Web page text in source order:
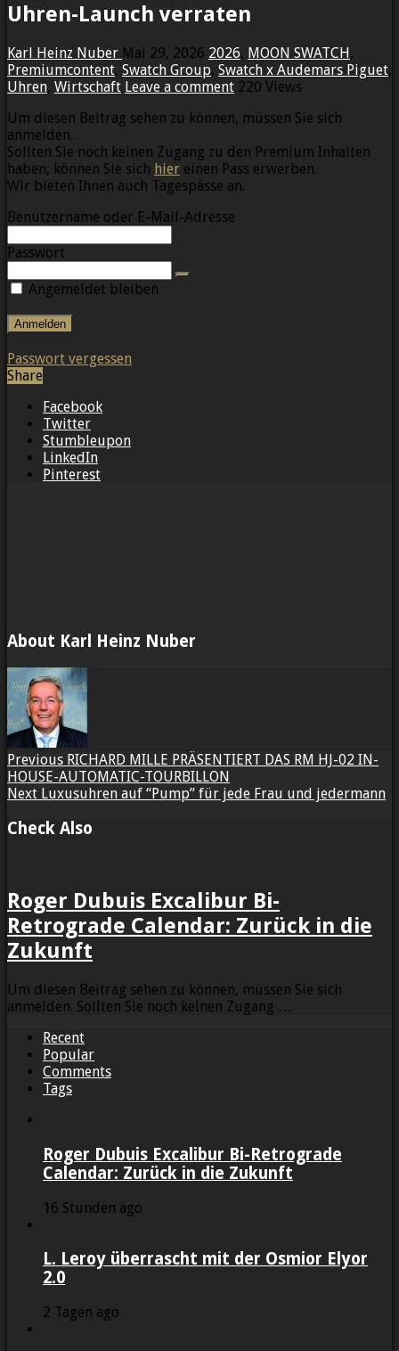
Uhren-Launch verraten
Karl Heinz Nuber Mai 29, 2026 2026, MOON SWATCH,
Premiumcontent, Swatch Group, Swatch x Audemars Piguet,
Uhren, Wirtschaft Leave a comment 220 Views
Um diesen Beitrag sehen zu können, müssen Sie sich
anmelden.
Sollten Sie noch keinen Zugang zu den Premium Inhalten
haben, können Sie sich hier einen Pass erwerben.
Wir bieten Ihnen auch Tagespässe an.
Benutzername oder E-Mail-Adresse
Passwort
Angemeldet bleiben
Passwort vergessen
Share
Facebook
Twitter
Stumbleupon
LinkedIn
Pinterest
About Karl Heinz Nuber
Previous RICHARD MILLE PRÄSENTIERT DAS RM HJ-02 IN-
HOUSE-AUTOMATIC-TOURBILLON
Next Luxusuhren auf “Pump” für jede Frau und jedermann
Check Also
Roger Dubuis Excalibur Bi-
Retrograde Calendar: Zurück in die
Zukunft
Um diesen Beitrag sehen zu können, müssen Sie sich
anmelden. Sollten Sie noch keinen Zugang …
Recent
Popular
Comments
Tags
Roger Dubuis Excalibur Bi-Retrograde
Calendar: Zurück in die Zukunft
16 Stunden ago
L. Leroy überrascht mit der Osmior Elyor
2.0
2 Tagen ago